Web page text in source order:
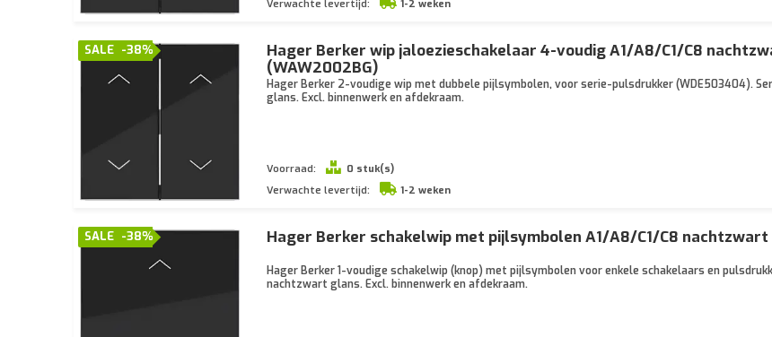
Verwachte levertijd:
1-2 weken
-38%
SALE
Hager Berker wip jaloezieschakelaar 4-voudig A1/A8/C1/C8
(WAW2002BG)
Hager Berker 2-voudige wip met dubbele pijlsymbolen, voor serie-pulsdrukker (WDE503404).
glans. Excl. binnenwerk en afdekraam.
Voorraad:
0 stuk(s)
Verwachte levertijd:
1-2 weken
-38%
SALE Hager Berker schakelwip met pijlsymbolen A1/A8/C1/C8 nachtzwart
Hager Berker 1-voudige schakelwip (knop) met pijlsymbolen voor enkele schakelaars en
nachtzwart glans. Excl. binnenwerk en afdekraam.